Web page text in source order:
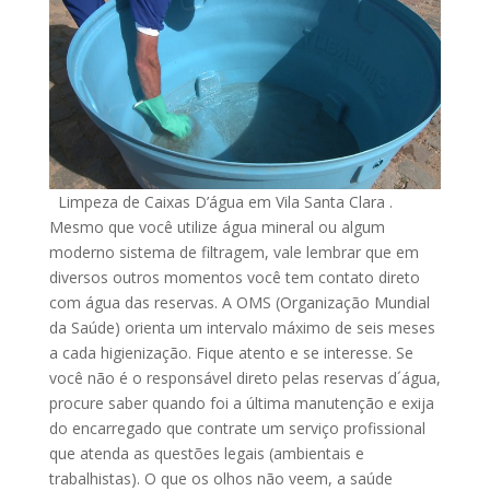
Limpeza de Caixas D’água em Vila Santa Clara .
Mesmo que você utilize água mineral ou algum
moderno sistema de filtragem, vale lembrar que em
diversos outros momentos você tem contato direto
com água das reservas. A OMS (Organização Mundial
da Saúde) orienta um intervalo máximo de seis meses
a cada higienização. Fique atento e se interesse. Se
você não é o responsável direto pelas reservas d´água,
procure saber quando foi a última manutenção e exija
do encarregado que contrate um serviço profissional
que atenda as questões legais (ambientais e
trabalhistas). O que os olhos não veem, a saúde